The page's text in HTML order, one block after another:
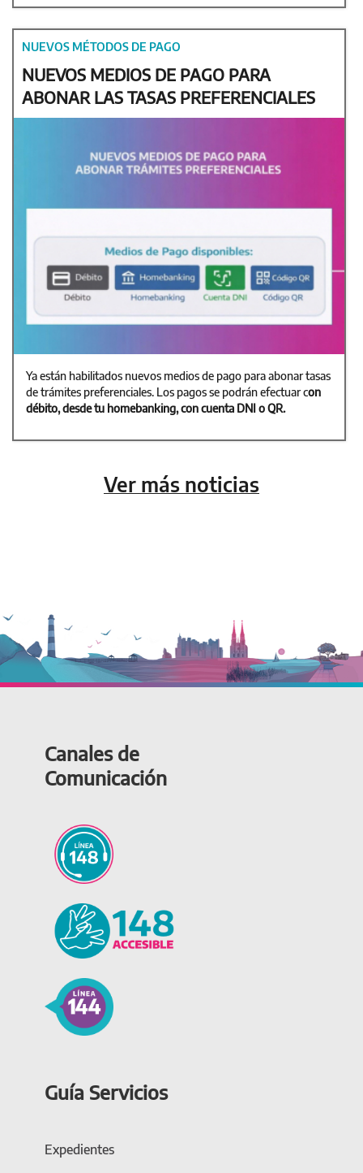
NUEVOS MÉTODOS DE PAGO
NUEVOS MEDIOS DE PAGO PARA
ABONAR LAS TASAS PREFERENCIALES
Ya están habilitados nuevos medios de pago para abonar tasas
de trámites preferenciales. Los pagos se podrán efectuar con
débito, desde tu homebanking, con cuenta DNI o QR.
Ver más noticias
Canales de
Comunicación
Guía Servicios
Expedientes